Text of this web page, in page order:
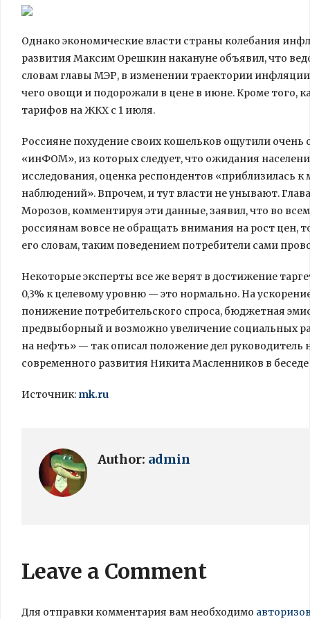
Однако экономические власти страны колебания
развития Максим Орешкин накануне объявил, что
словам главы МЭР, в изменении траектории
чего овощи и подорожали в цене в июне. Кроме того,
тарифов на ЖКХ с 1 июля.
Россияне похудение своих кошельков ощутили очень
«инФОМ», из которых следует, что ожидания
исследования, оценка респондентов «приблизилась
наблюдений». Впрочем, и тут власти не унывают.
Морозов, комментируя эти данные, заявил, что во
россиянам вовсе не обращать внимания на рост цен,
его словам, таким поведением потребители сами
Некоторые эксперты все же верят в достижение
0,3% к целевому уровню — это нормально. На
понижение потребительского спроса, бюджетная
предвыборный и возможно увеличение социальных
на нефть» — так описал положение дел
современного развития Никита Масленников в
Источник: mk.ru
Author: admin
Leave a Comment
Для отправки комментария вам необходимо